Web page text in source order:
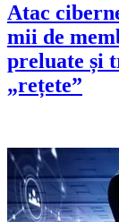
Atac
mii de
preluate și
„rețete”